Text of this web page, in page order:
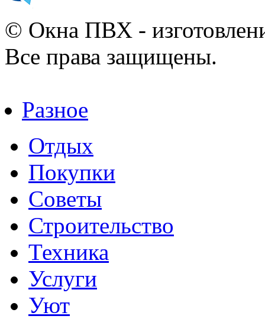
© Окна ПВХ -
Все права защищены.
Разное
Отдых
Покупки
Советы
Строительство
Техника
Услуги
Уют